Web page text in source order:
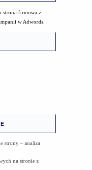
strona firmowa z
w Adwords.
strony – analiza
na stronie z